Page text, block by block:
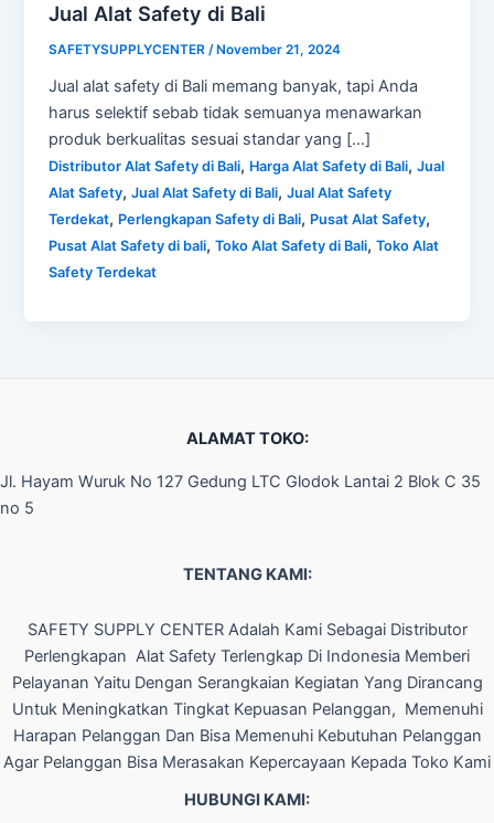
Jual Alat Safety di Bali
SAFETYSUPPLYCENTER /November 21, 2024
Jual alat safety di Bali memang banyak, tapi Anda
harus selektif sebab tidak semuanya menawarkan
produk berkualitas sesuai standar yang […]
Distributor Alat Safety di Bali, Harga Alat Safety di Bali,Jual
Alat Safety,Jual Alat Safety di Bali,Jual Alat Safety
Terdekat, Perlengkapan Safety di Bali, Pusat Alat Safety,
Pusat Alat Safety di bali,Toko Alat Safety di Bali,Toko Alat
Safety Terdekat
ALAMAT TOKO:
Jl. Hayam Wuruk No 127 Gedung LTC Glodok Lantai 2 Blok C 35
no 5
TENTANG KAMI:
SAFETY SUPPLY CENTER Adalah Kami Sebagai Distributor
Perlengkapan Alat Safety Terlengkap Di Indonesia Memberi
Pelayanan Yaitu Dengan Serangkaian Kegiatan Yang Dirancang
Untuk Meningkatkan Tingkat Kepuasan Pelanggan, Memenuhi
Harapan Pelanggan Dan Bisa Memenuhi Kebutuhan Pelanggan
Agar Pelanggan Bisa Merasakan Kepercayaan Kepada Toko Kami
HUBUNGI KAMI: